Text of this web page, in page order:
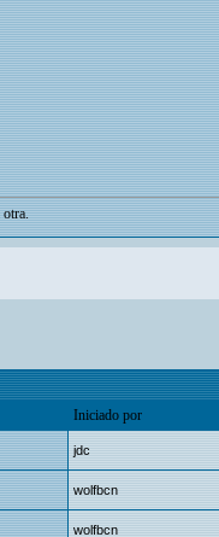
otra.
Iniciado por
jdc
wolfbcn
wolfbcn